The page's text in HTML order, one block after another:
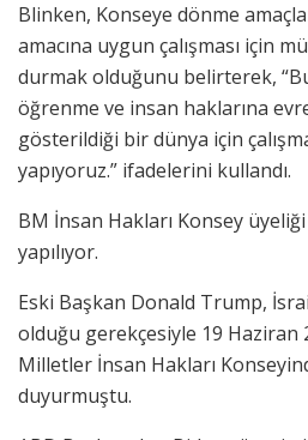
Blinken, Konseye dönme
amacına uygun çalışması için
durmak olduğunu belirterek,
öğrenme ve insan haklarına
gösterildiği bir dünya için
yapıyoruz.” ifadelerini kullandı.
BM İnsan Hakları Konsey
yapılıyor.
Eski Başkan Donald Trump,
olduğu gerekçesiyle 19 Haziran
Milletler İnsan Hakları
duyurmuştu.